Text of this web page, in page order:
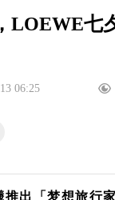
服
服装
LOEWE七
06:25
出「梦想旅行